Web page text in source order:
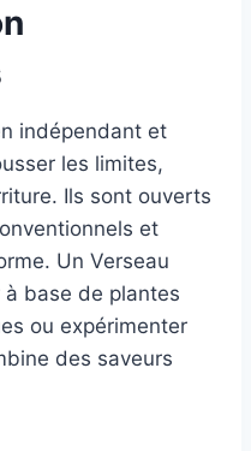
indépendant et
les limites,
Ils sont ouverts
et
Un Verseau
base de plantes
ou expérimenter
des saveurs